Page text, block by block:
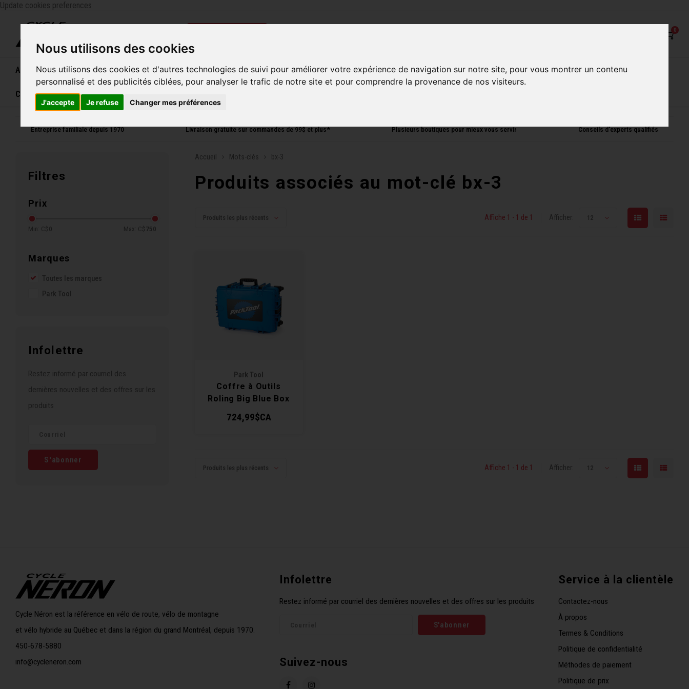
Nous utilisons des cookies
Nous utilisons des cookies et d'autres technologies de suivi pour améliorer votre expérience de navigation sur notre site, pour vous montrer un contenu
personnalisé et des publicités ciblées, pour analyser le trafic de notre site et pour comprendre la provenance de nos visiteurs.
J'accepte Je refuse Changer mes préférences
Update cookies preferences
0
Accueil Vélos Souliers Casques Femme Homme Accessoires Composantes Liquidation Nos Services Nos boutiques
Carte cadeau
Entreprise familiale depuis 1970 Livraison gratuite sur commandes de 99$ et plus* Plusieurs boutiques pour mieux vous servir Conseils d'experts qualifiés
Filtres
Prix
Min: C$ 0 Max: C$ 750
Marques
Toutes les marques
Park Tool
Infolettre
Restez informé par courriel des
dernières nouvelles et des offres sur les
produits
S'abonner
Accueil Mots-clés bx-3
Produits associés au mot-clé bx-3
Produits les plus récents Affiche 1 - 1 de 1 Afficher: 12
Park Tool
Coffre à Outils
Roling Big Blue Box
BX-3 (vide)
724,99$CA
Produits les plus récents Affiche 1 - 1 de 1 Afficher: 12
Cycle Néron est la référence en vélo de route, vélo de montagne
et vélo hybride au Québec et dans la région du grand Montréal, depuis 1970.
450-678-5880
info@cycleneron.com
Infolettre
Restez informé par courriel des dernières nouvelles et des offres sur les produits
S'abonner
Suivez-nous
Service à la clientèle
Contactez-nous
À propos
Termes & Conditions
Politique de confidentialité
Méthodes de paiement
Politique de prix